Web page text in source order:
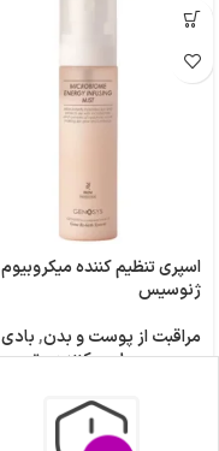
اسپری تنظیم کننده میکروبیوم
ژنوسیس
مراقبت از پوست و بدن,بادی
میست,مرطوب کننده و ترمیم
تومان